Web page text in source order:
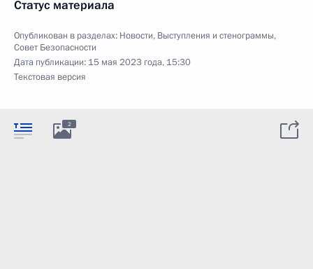
Статус материала
Опубликован в разделах: Новости, Выступления и стенограммы,
Совет Безопасности
Дата публикации: 15 мая 2023 года, 15:30
Текстовая версия
2